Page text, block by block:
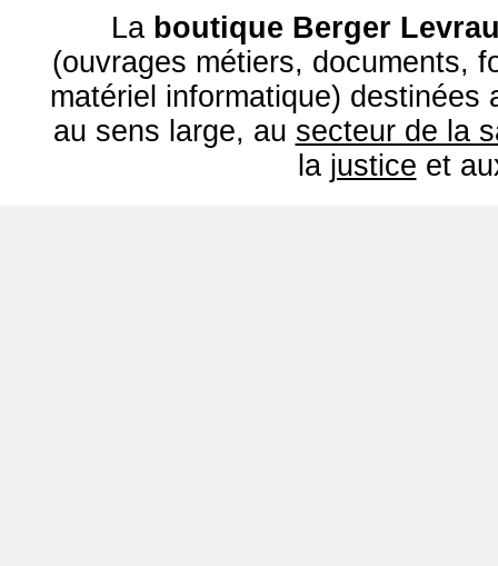
La boutique Berger
(ouvrages métiers, documents,
matériel informatique) destinées
au sens large, au secteur de la
la justice et